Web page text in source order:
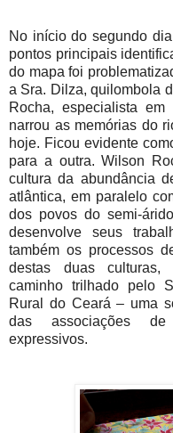
No início do segundo
pontos principais
do mapa foi
a Sra. Dilza, quilombola
Rocha, especialista
narrou as memórias do
hoje. Ficou evidente
para a outra. Wilson
cultura da abundância
atlântica, em paralelo
dos povos do semi-
desenvolve seus
também os processos
destas duas culturas,
caminho trilhado pelo
Rural do Ceará – uma
das associações de
expressivos.